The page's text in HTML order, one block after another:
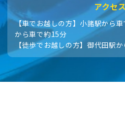
アクセス
【車でお越しの方】小諸駅から
から車で約15分
【徒歩でお越しの方】御代田駅